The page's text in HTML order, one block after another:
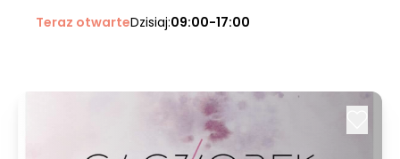
Teraz otwarteDzisiaj:09:00-17:00